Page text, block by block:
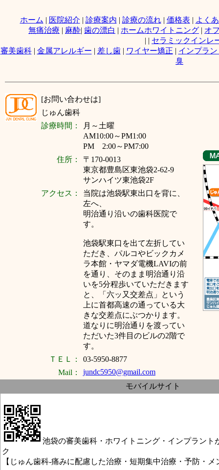
ホーム | 医院紹介 | 診療案内 | 診療の流れ| 価格表 | よく
無痛治療 | 麻酔| 歯の漂白 | ホームホワイトニング | オ
| | セラミックインレ
審美歯科| 金属アレルギー | 差し歯| ワイヤー矯正 | インプラ
臭
[お問い合わせは]
じゅん歯科
診療時間：
月～ 土曜
AM10:00～PM1:00
PM 2:00～PM7:00
住所：
〒170-0013
東京都豊島区東池袋2-62-9
サンハイツ東池袋2F
アクセス：
当院は池袋駅東出口を背に、
左へ、
明治通り沿いの歯科医院で
す。
池袋駅東口を出て左折してい
ただき、パルコやビックカメ
ラ本館・ヤマダ電機LAVIの前
を通り、そのまま明治通り沿
いを5分程歩いていただきます
と、「六ッ又交差点」という
上に首都高速の通っている大
きな交差点にぶつかります。
道なりに明治通りを渡ってい
ただいた3件目のビルの2階で
す。
ＴＥＬ：
03-5950-8877
Mail：
jundc5950@gmail.com
モバイルサイト
池袋の審美歯科・ホワイトニング・インプラント
ク
【じゅん歯科-痛みに配慮した治療・短期集中治療・予防・